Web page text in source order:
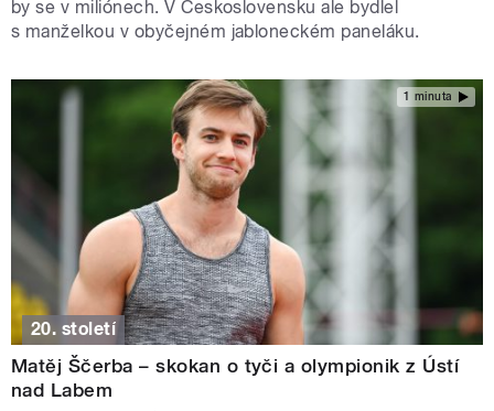
by se v miliónech. V Československu ale bydlel
s manželkou v obyčejném jabloneckém paneláku.
1 minuta
20. století
Matěj Ščerba – skokan o tyči a olympionik z Ústí
nad Labem